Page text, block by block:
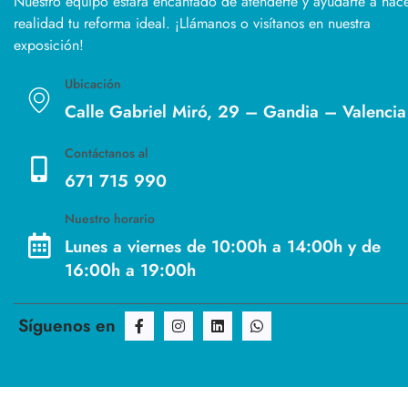
realidad tu reforma ideal. ¡Llámanos o visítanos en nuestra
exposición!
Ubicación
Calle Gabriel Miró, 29 – Gandia – Valencia
Contáctanos al
671 715 990
Nuestro horario
Lunes a viernes de 10:00h a 14:00h y de
16:00h a 19:00h
Síguenos en